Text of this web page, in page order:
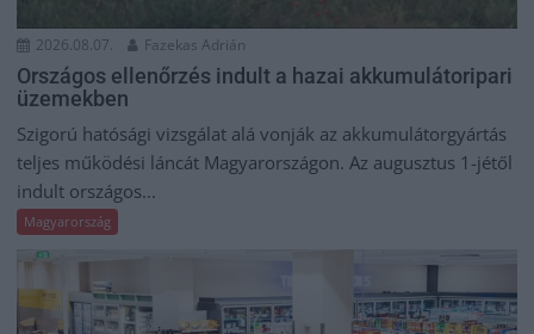
2026.08.07. Fazekas Adrián
Országos ellenőrzés indult a hazai akkumulátoripari
üzemekben
Szigorú hatósági vizsgálat alá vonják az akkumulátorgyártás
teljes működési láncát Magyarországon. Az augusztus 1-jétől
indult országos...
Magyarország